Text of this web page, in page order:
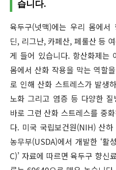
습니다.
육두구(넛맥)에는 우리 몸에서
딘, 리그난, 카페산, 페룰산 등
게 들어 있습니다. 항산화제는
몸에서 산화 작용을 막는 역할
로 인해 산화 스트레스가 발생
노화 그리고 염증 등 다양한
바로 그런 산화 스트레스를 중
다. 미국 국립보건원(NIH) 산
농무부(USDA)에서 개발한 ‘활
C)’ 자료에 따르면 육두구 향신